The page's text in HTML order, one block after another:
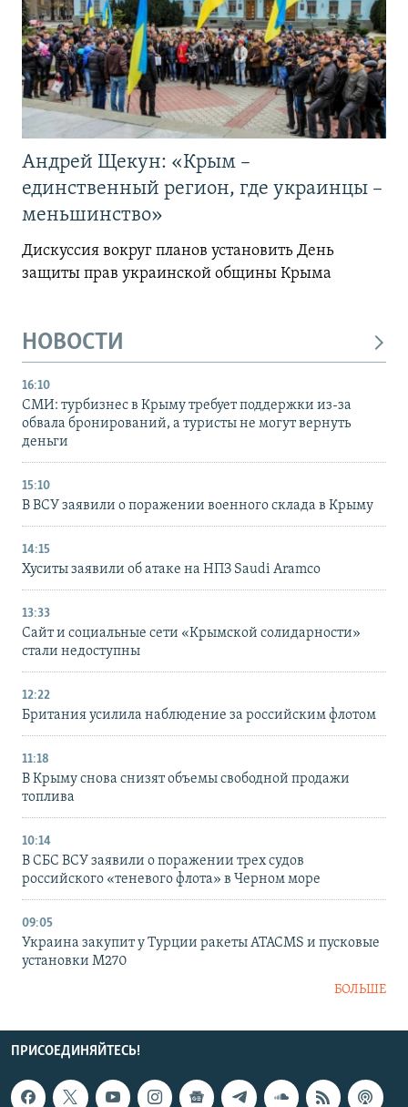
Андрей Щекун: «Крым –
единственный регион, где украинцы –
меньшинство»
Дискуссия вокруг планов установить День
защиты прав украинской общины Крыма
НОВОСТИ
16:10
СМИ: турбизнес в Крыму требует поддержки из-за
обвала бронирований, а туристы не могут вернуть
деньги
15:10
В ВСУ заявили о поражении военного склада в Крыму
14:15
Хуситы заявили об атаке на НПЗ Saudi Aramco
13:33
Сайт и социальные сети «Крымской солидарности»
стали недоступны
12:22
Британия усилила наблюдение за российским флотом
11:18
В Крыму снова снизят объемы свободной продажи
топлива
10:14
В СБС ВСУ заявили о поражении трех судов
российского «теневого флота» в Черном море
09:05
Украина закупит у Турции ракеты ATACMS и пусковые
установки M270
БОЛЬШЕ
ПРИСОЕДИНЯЙТЕСЬ!